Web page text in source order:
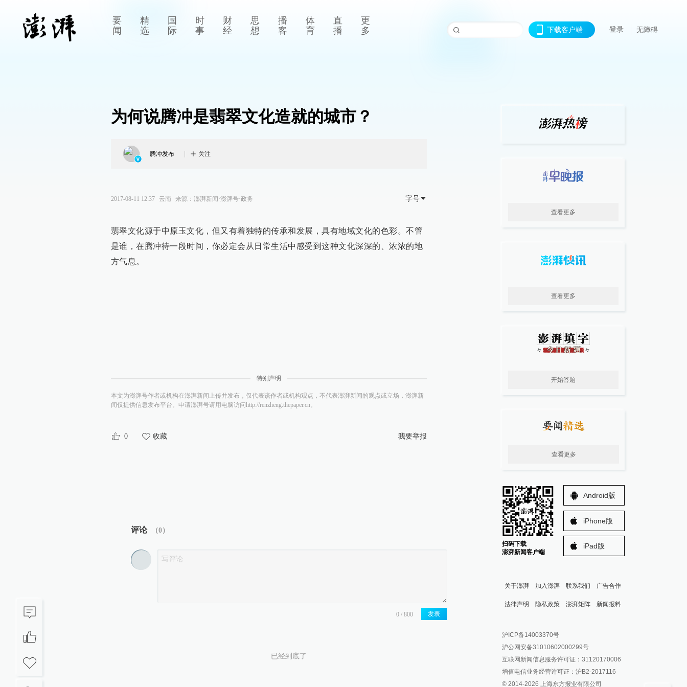
要
闻
精
选
国
际
时
事
财
经
思
想
播
客
体
育
直
播
更
多
下载客户端 登录 无障碍
为何说腾冲是翡翠文化造就的城市？
腾冲发布 关注
2017-08-11 12:37 云南 来源： 澎湃新闻·澎湃号·政务 字号
翡翠文化源于中原玉文化，但又有着独特的传承和发展，具有地域文化的色彩。不管
是谁，在腾冲待一段时间，你必定会从日常生活中感受到这种文化深深的、浓浓的地
方气息。
特别声明
本文为澎湃号作者或机构在澎湃新闻上传并发布，仅代表该作者或机构观点，不代表澎湃新闻的观点或立场，澎湃新
闻仅提供信息发布平台。申请澎湃号请用电脑访问http://renzheng.thepaper.cn。
0 收藏 我要举报
评论 （0）
发表
已经到底了
查看更多
查看更多
开始答题
查看更多
扫码下载
澎湃新闻客户端
Android版
iPhone版
iPad版
关于澎湃 加入澎湃 联系我们 广告合作
法律声明 隐私政策 澎湃矩阵
澎湃新闻公众号
澎湃新闻抖音号
派生万物开放平台
IP SHANGHAI
新闻报料
报料邮箱: news@thepaper.cn
沪ICP备14003370号
沪公网安备31010602000299号
互联网新闻信息服务许可证：31120170006
增值电信业务经营许可证：沪B2-2017116
© 2014-2026 上海东方报业有限公司